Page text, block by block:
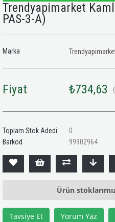
Trendyapimarket
PAS-3-A)
Marka
Fiyat ₺734,63
Toplam Stok Adedi
0
Barkod
99902964
Ürün
Tavsiye Et Yorum Yaz